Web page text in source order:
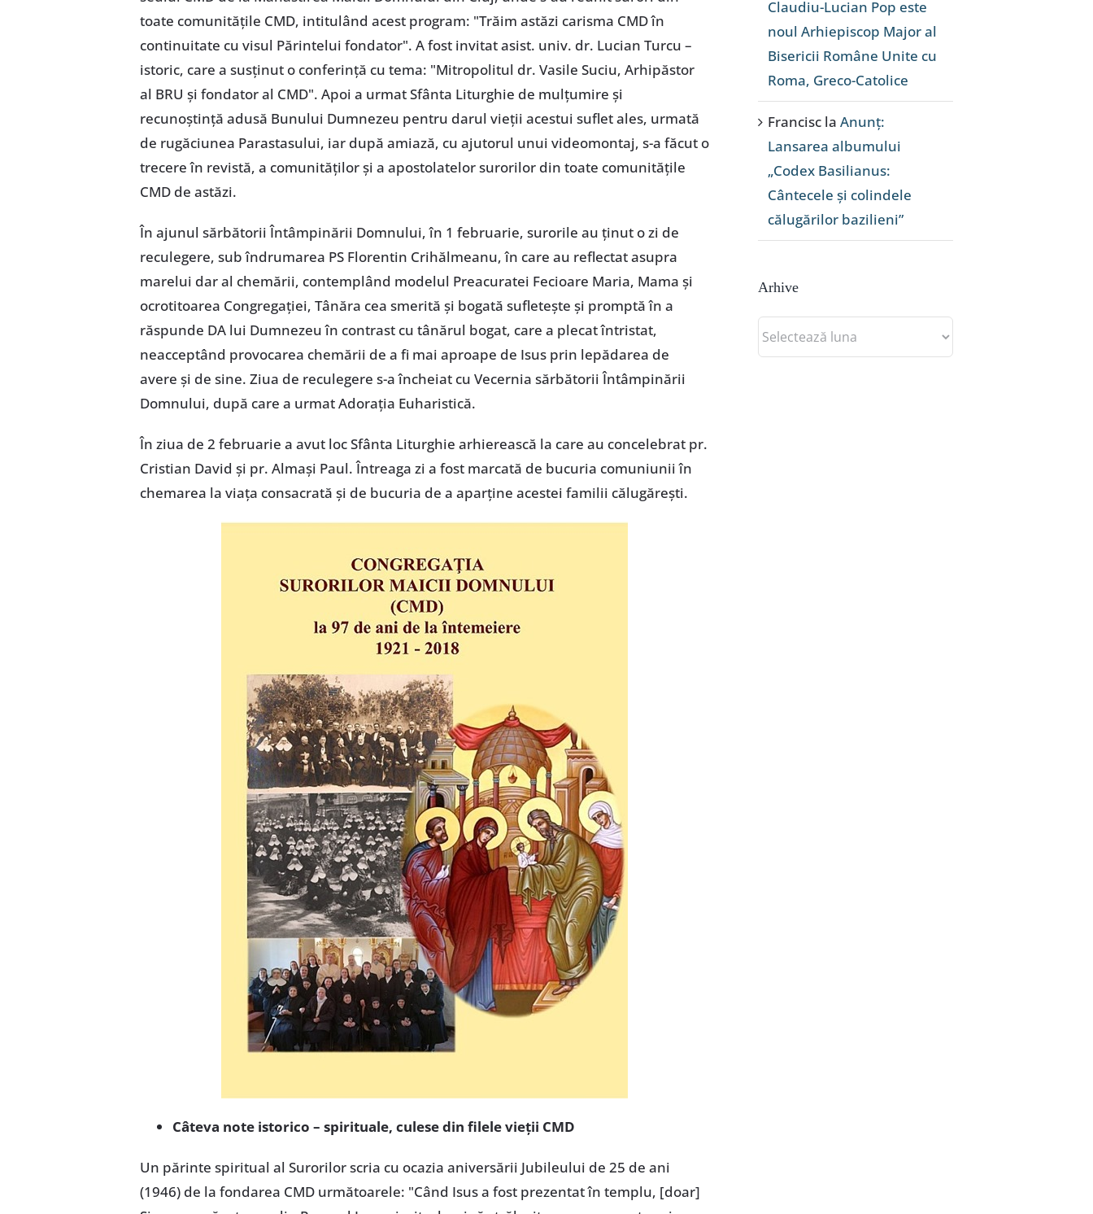
toate comunitățile CMD, intitulând acest program: "Trăim astăzi carisma CMD în
continuitate cu visul Părintelui fondator". A fost invitat asist. univ. dr. Lucian Turcu –
istoric, care a susținut o conferință cu tema: "Mitropolitul dr. Vasile Suciu, Arhipăstor
al BRU și fondator al CMD". Apoi a urmat Sfânta Liturghie de mulțumire și
recunoștință adusă Bunului Dumnezeu pentru darul vieții acestui suflet ales, urmată
de rugăciunea Parastasului, iar după amiază, cu ajutorul unui videomontaj, s-a făcut o
trecere în revistă, a comunităților și a apostolatelor surorilor din toate comunitățile
CMD de astăzi.
În ajunul sărbătorii Întâmpinării Domnului, în 1 februarie, surorile au ținut o zi de
reculegere, sub îndrumarea PS Florentin Crihălmeanu, în care au reflectat asupra
marelui dar al chemării, contemplând modelul Preacuratei Fecioare Maria, Mama și
ocrotitoarea Congregației, Tânăra cea smerită și bogată sufletește și promptă în a
răspunde DA lui Dumnezeu în contrast cu tânărul bogat, care a plecat întristat,
neacceptând provocarea chemării de a fi mai aproape de Isus prin lepădarea de
avere și de sine. Ziua de reculegere s-a încheiat cu Vecernia sărbătorii Întâmpinării
Domnului, după care a urmat Adorația Euharistică.
În ziua de 2 februarie a avut loc Sfânta Liturghie arhierească la care au concelebrat pr.
Cristian David și pr. Almași Paul. Întreaga zi a fost marcată de bucuria comuniunii în
chemarea la viața consacrată și de bucuria de a aparține acestei familii călugărești.
Câteva note istorico – spirituale, culese din filele vieții CMD
Un părinte spiritual al Surorilor scria cu ocazia aniversării Jubileului de 25 de ani
(1946) de la fondarea CMD următoarele: "Când Isus a fost prezentat în templu, [doar]
Claudiu-Lucian Pop este
noul Arhiepiscop Major al
Bisericii Române Unite cu
Roma, Greco-Catolice
Francisc la Anunț:
Lansarea albumului
„Codex Basilianus:
Cântecele și colindele
călugărilor bazilieni”
Arhive
Arhive